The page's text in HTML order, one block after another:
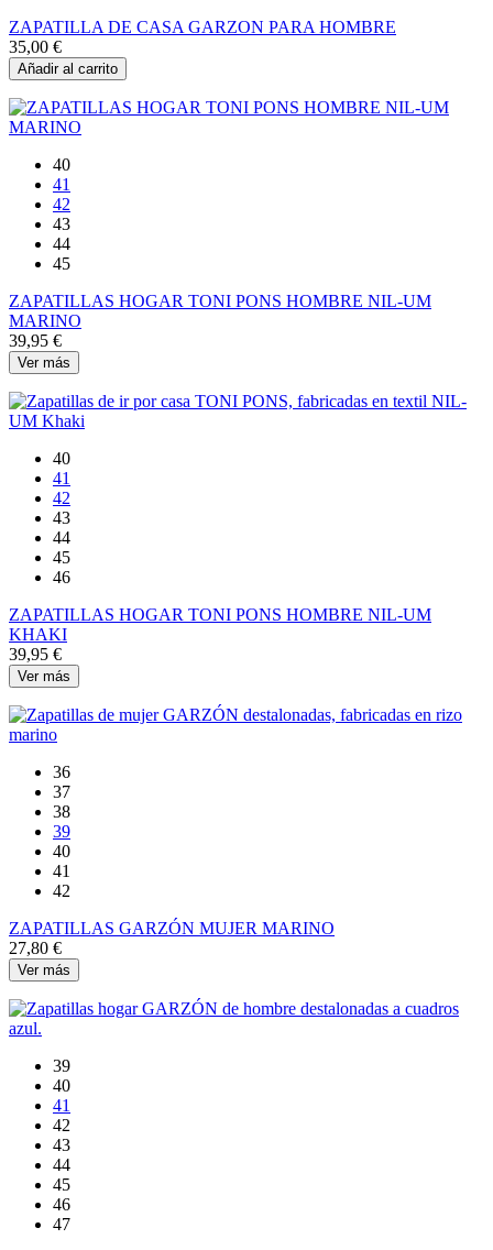
ZAPATILLA DE CASA GARZON PARA HOMBRE
35,00 €
Añadir al carrito
40
41
42
43
44
45
ZAPATILLAS HOGAR TONI PONS HOMBRE NIL-UM
MARINO
39,95 €
Ver más
40
41
42
43
44
45
46
ZAPATILLAS HOGAR TONI PONS HOMBRE NIL-UM
KHAKI
39,95 €
Ver más
36
37
38
39
40
41
42
ZAPATILLAS GARZÓN MUJER MARINO
27,80 €
Ver más
39
40
41
42
43
44
45
46
47